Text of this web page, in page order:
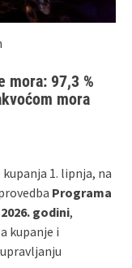
mora: 97,3 %
mora
1. lipnja, na
Programa
godini,
kupanje i